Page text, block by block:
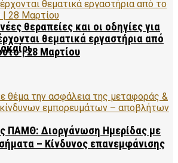
θεραπείες και οι οδηγίες για
θεματικά εργαστήρια από
| 28 Μαρτίου
ΠΑΜΘ: Διοργάνωση Ημερίδας με
– Κίνδυνος επανεμφάνισης